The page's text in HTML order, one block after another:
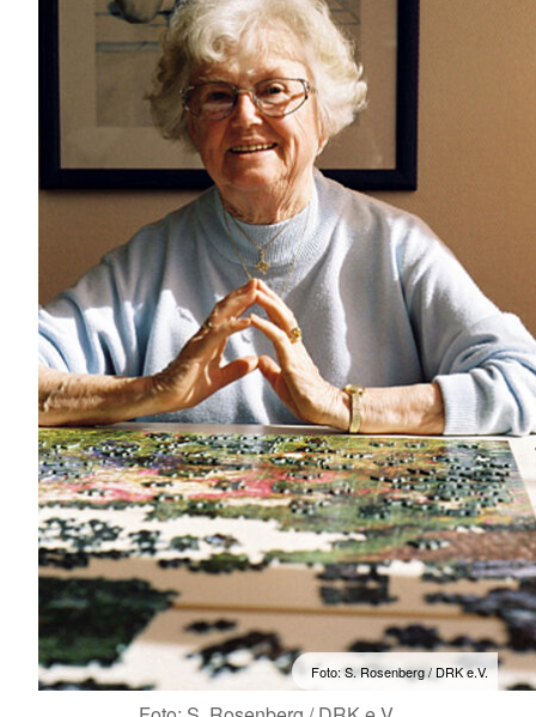
Foto: S. Rosenberg / DRK e.V.